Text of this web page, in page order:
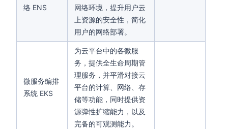
络 ENS
网络环境，提升用户云
上资源的安全性，简化
用户的网络部署。
微服务编排
系统 EKS
为云平台中的各微服
务，提供全生命周期管
理服务，并平滑对接云
平台的计算、网络、存
储等功能，同时提供资
源弹性扩缩能力，以及
完备的可观测能力。